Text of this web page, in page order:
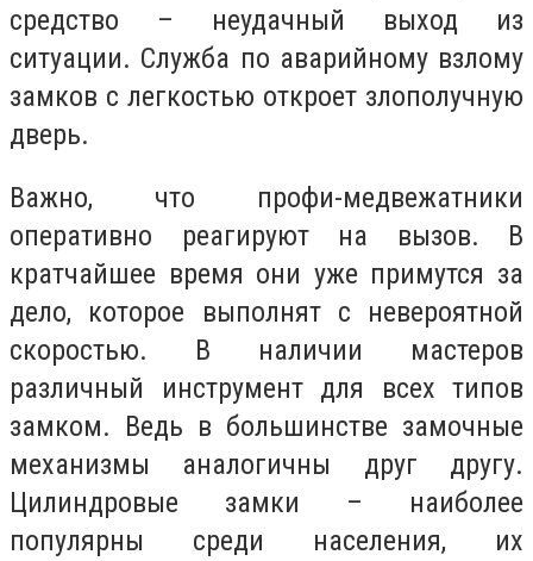
средство – неудачный выход из
ситуации. Служба по аварийному взлому
замков с легкостью откроет злополучную
дверь.
Важно, что профи-медвежатники
оперативно реагируют на вызов. В
кратчайшее время они уже примутся за
дело, которое выполнят с невероятной
скоростью. В наличии мастеров
различный инструмент для всех типов
замком. Ведь в большинстве замочные
механизмы аналогичны друг другу.
Цилиндровые замки – наиболее
популярны среди населения, их